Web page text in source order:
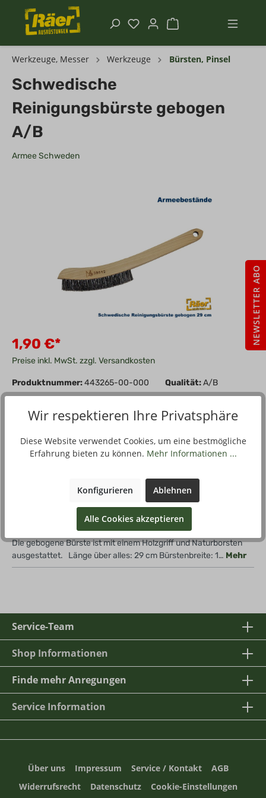
Werkzeuge, Messer Werkzeuge Bürsten, Pinsel
Schwedische
Reinigungsbürste gebogen
A/B
Armee Schweden
1,90 €*
Preise inkl. MwSt. zzgl. Versandkosten
Produktnummer:443265-00-000 Qualität:A/B
Die gebogene Bürste ist mit einem Holzgriff und Naturborsten
ausgestattet. Länge über alles: 29 cm Bürstenbreite: 1… Mehr
Service-Team
Shop Informationen
Finde mehr Anregungen
Service Information
Über uns Impressum Service / Kontakt
AGB
Widerrufsrecht
Datenschutz Cookie-Einstellungen
Wir respektieren Ihre Privatsphäre
Diese Website verwendet Cookies, um eine bestmögliche
Erfahrung bieten zu können. Mehr Informationen ...
Konfigurieren Ablehnen
Alle Cookies akzeptieren
NEWSLETTER ABO